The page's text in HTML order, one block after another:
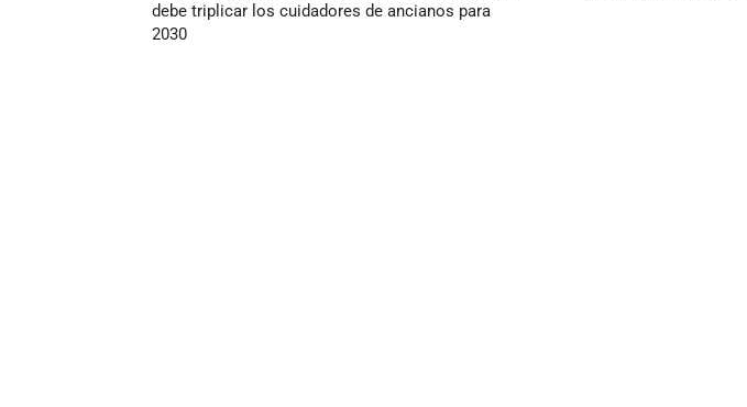
debe triplicar los cuidadores de ancianos para
2030